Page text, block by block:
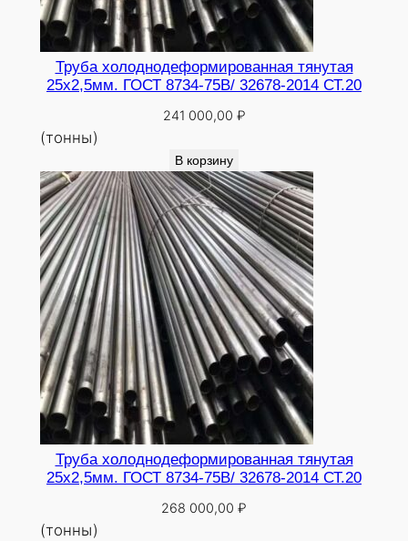
Труба холоднодеформированная тянутая
25х2,5мм. ГОСТ 8734-75В/ 32678-2014 СТ.20
241 000,00 ₽
(тонны)
В корзину
Труба холоднодеформированная тянутая
25х2,5мм. ГОСТ 8734-75В/ 32678-2014 СТ.20
268 000,00 ₽
(тонны)